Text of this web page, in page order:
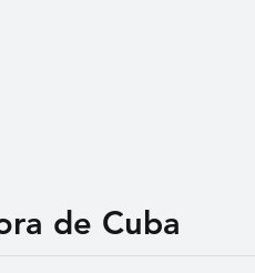
de Cuba